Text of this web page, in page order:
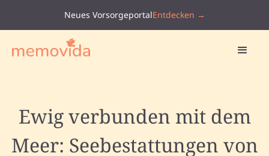
Neues VorsorgeportalEntdecken →
Ewig verbunden mit dem
Meer: Seebestattungen von